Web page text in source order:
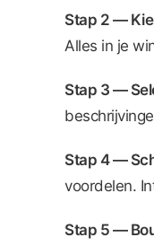
Stap 2 —
Alles in je
Stap 3 —
Stap 4 —
voordelen.
Stap 5 —